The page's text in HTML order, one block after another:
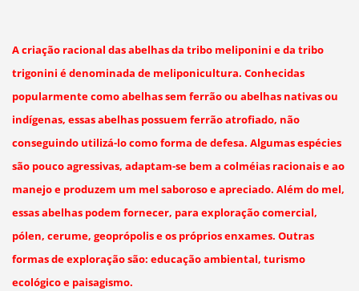
A criação racional das abelhas da tribo meliponini e da tribo
trigonini é denominada de meliponicultura. Conhecidas
popularmente como abelhas sem ferrão ou abelhas nativas ou
indígenas, essas abelhas possuem ferrão atrofiado, não
conseguindo utilizá-lo como forma de defesa. Algumas espécies
são pouco agressivas, adaptam-se bem a colméias racionais e ao
manejo e produzem um mel saboroso e apreciado. Além do mel,
essas abelhas podem fornecer, para exploração comercial,
pólen, cerume, geoprópolis e os próprios enxames. Outras
formas de exploração são: educação ambiental, turismo
ecológico e paisagismo.